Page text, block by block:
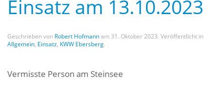
Einsatz am 13.10.2023
Geschrieben von Robert Hofmannam 31. Oktober 2023. Veröffentlicht in
Allgemein, Einsatz, KWW Ebersberg.
Vermisste Person am Steinsee